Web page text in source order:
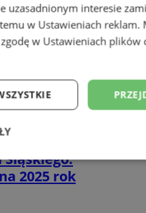
Śląskiego:
2025 rok
uzasadnionym interesie
w Ustawieniach reklam.
w Ustawieniach plików
Wydajność